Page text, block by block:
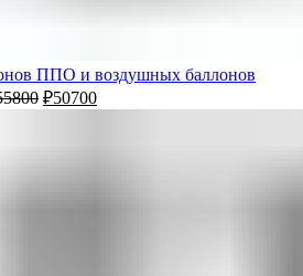
ППО и воздушных баллонов
₽50700